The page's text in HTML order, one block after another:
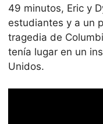
49 minutos, Eric y
estudiantes y a un
tragedia de
tenía lugar en un
Unidos.